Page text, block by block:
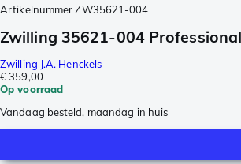
Artikelnummer ZW35621-004
Zwilling 35621-004
Zwilling J.A. Henckels
€ 359,00
Op voorraad
Vandaag besteld, maandag in huis